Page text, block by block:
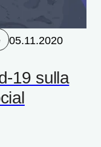
05.11.2020
19 sulla